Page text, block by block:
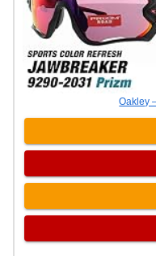
Oakley